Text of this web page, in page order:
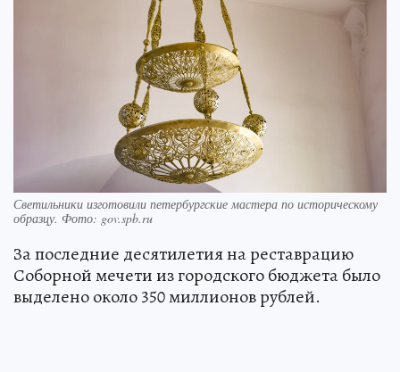
Светильники изготовили петербургские мастера по историческому
образцу. Фото: gov.spb.ru
За последние десятилетия на реставрацию
Соборной мечети из городского бюджета было
выделено около 350 миллионов рублей.